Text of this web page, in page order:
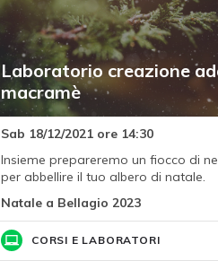
Laboratorio creazione
macramè
Sab 18/12/2021 ore 14:30
Insieme prepareremo un fiocco di
per abbellire il tuo albero di natale.
Natale a Bellagio 2023
CORSI E LABORATORI